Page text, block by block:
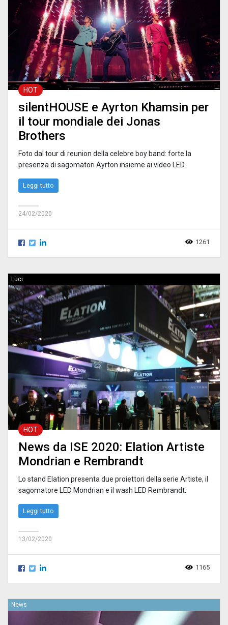
HOT
silentHOUSE e Ayrton Khamsin per
il tour mondiale dei Jonas
Brothers
Foto dal tour di reunion della celebre boy band: forte la
presenza di sagomatori Ayrton insieme ai video LED.
Leggi tutto
24/02/2020
1261
Luci
HOT
News da ISE 2020: Elation Artiste
Mondrian e Rembrandt
Lo stand Elation presenta due proiettori della serie Artiste, il
sagomatore LED Mondrian e il wash LED Rembrandt.
Leggi tutto
13/02/2020
1165
News